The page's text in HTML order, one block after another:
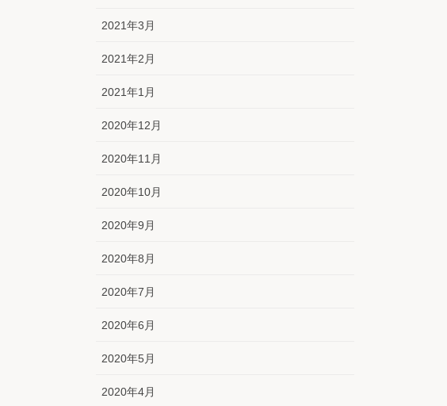
2021年3月
2021年2月
2021年1月
2020年12月
2020年11月
2020年10月
2020年9月
2020年8月
2020年7月
2020年6月
2020年5月
2020年4月